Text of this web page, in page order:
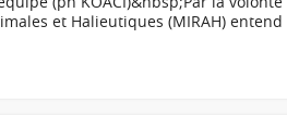
et Halieutiques (MIRAH) entend